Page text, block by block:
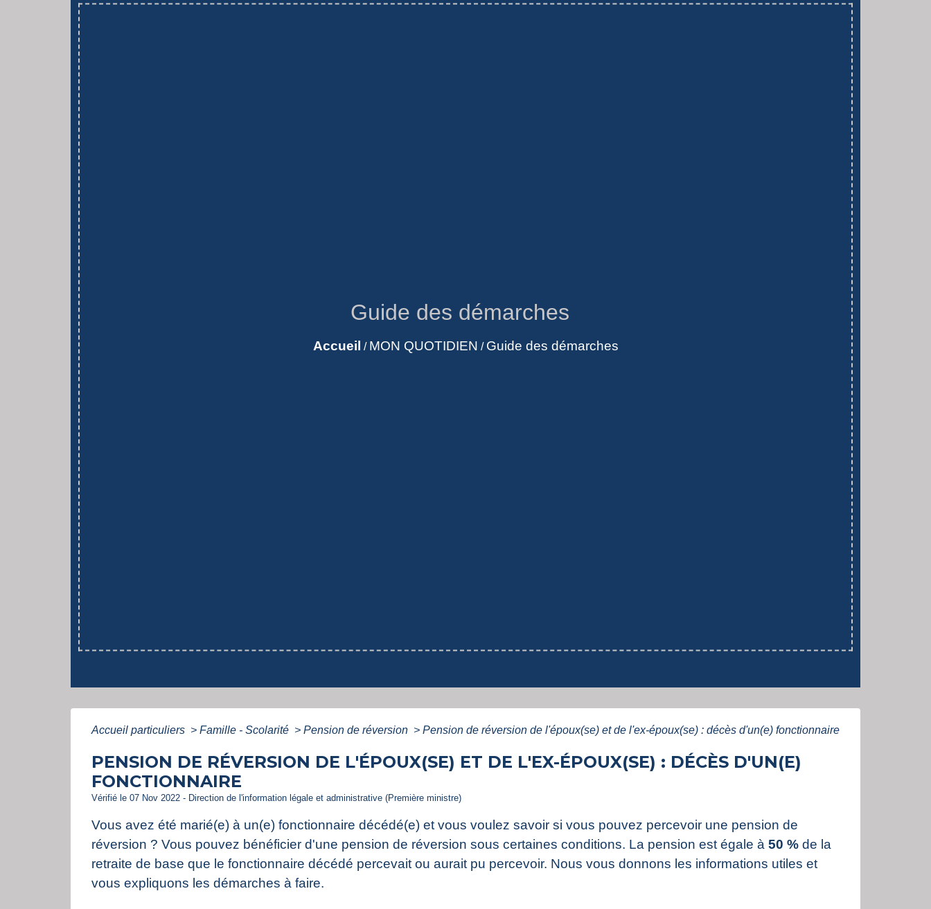
Guide des démarches
Accueil / MON QUOTIDIEN / Guide des démarches
Accueil particuliers > Famille - Scolarité > Pension de réversion > Pension de réversion de l'époux(se) et de l'ex-époux(se) : décès d'un(e) fonctionnaire
PENSION DE RÉVERSION DE L'ÉPOUX(SE) ET DE L'EX-ÉPOUX(SE) : DÉCÈS D'UN(E)
FONCTIONNAIRE
Vérifié le 07 Nov 2022 - Direction de l'information légale et administrative (Première ministre)
Vous avez été marié(e) à un(e) fonctionnaire décédé(e) et vous voulez savoir si vous pouvez percevoir une pension de
réversion ? Vous pouvez bénéficier d'une pension de réversion sous certaines conditions. La pension est égale à 50 % de la
retraite de base que le fonctionnaire décédé percevait ou aurait pu percevoir. Nous vous donnons les informations utiles et
vous expliquons les démarches à faire.